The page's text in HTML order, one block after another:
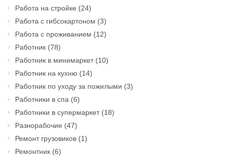
Работа на стройке (24)
Работа с гибсокартоном (3)
Работа с проживанием (12)
Работник (78)
Работник в минимаркет(10)
Работник на кухню (14)
Работник по уходу за пожилыми (3)
Работники в спа (6)
Работники в супермаркет(18)
Разнорабочие (47)
Ремонт грузовиков (1)
Ремонтник (6)